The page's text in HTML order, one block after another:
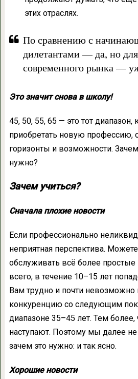
этих отраслях.
По сравнению с
дилетантами — да, но
современного рынка —
Это значит снова в школу!
45, 50, 55, 65 — это тот
приобретать новую профессию,
горизонты и возможности.
нужно?
Зачем учиться?
Сначала плохие новости
Если профессионально
неприятная перспектива.
обслуживать всё более
всего, в течение 10–15 лет
Вам трудно и почти
конкуренцию со следующим
диапазоне 35–45 лет. Тем более,
наступают. Поэтому мы далее
зачем это нужно: и так ясно.
Хорошие новости